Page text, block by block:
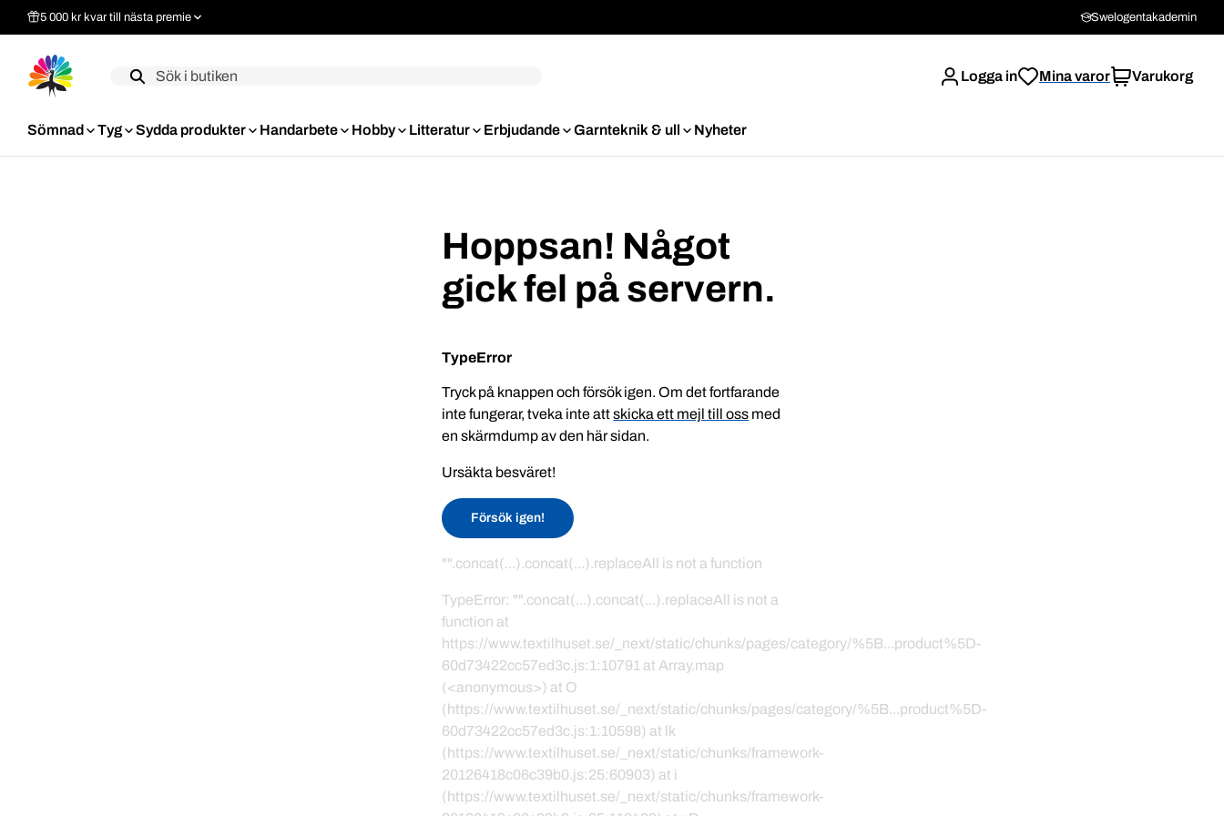
5 000 kr kvar till nästa premie Swelogentakademin
Label Logga in Mina varor Varukorg
Sömnad Tyg Sydda produkter Handarbete Hobby Litteratur Erbjudande Garnteknik & ull Nyheter
Hoppsan! Något
gick fel på servern.
TypeError
Tryck på knappen och försök igen. Om det fortfarande
inte fungerar, tveka inte attskicka ett mejl till oss med
en skärmdump av den här sidan.
Ursäkta besväret!
Försök igen!
"".concat(...).concat(...).replaceAll is not a function
TypeError: "".concat(...).concat(...).replaceAll is not a
function at
https://www.textilhuset.se/_next/static/chunks/pages/category/%5B...product%5D-
60d73422cc57ed3c.js:1:10791 at Array.map
(<anonymous>) at O
(https://www.textilhuset.se/_next/static/chunks/pages/category/%5B...product%5D-
60d73422cc57ed3c.js:1:10598) at lk
(https://www.textilhuset.se/_next/static/chunks/framework-
20126418c06c39b0.js:25:60903) at i
(https://www.textilhuset.se/_next/static/chunks/framework-